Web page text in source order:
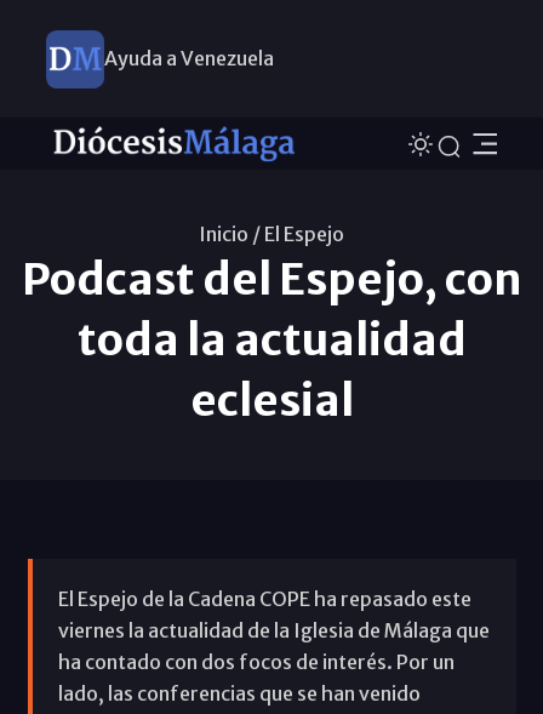
Ayuda a Venezuela
Inicio / El Espejo
Podcast del Espejo, con
toda la actualidad
eclesial
El Espejo de la Cadena COPE ha repasado este
viernes la actualidad de la Iglesia de Málaga que
ha contado con dos focos de interés. Por un
lado, las conferencias que se han venido